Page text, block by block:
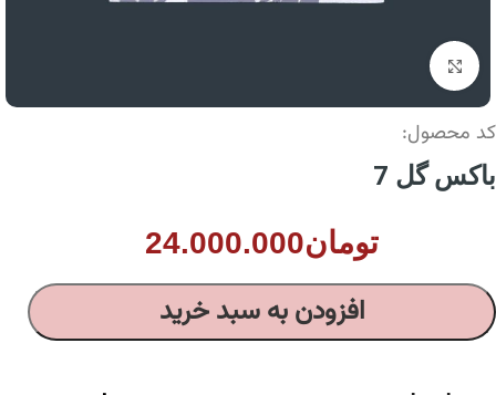
بزرگنمایی تصویر
کد محصول:
باکس گل 7
تومان24.000.000
افزودن به سبد خرید